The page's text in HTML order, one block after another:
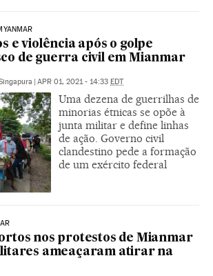
e violência após o golpe
de guerra civil em Mianmar
APR 01, 2021 - 14:33 EDT
Uma dezena de guerrilhas de
minorias étnicas se opõe à
junta militar e define linhas
de ação. Governo civil
clandestino pede a formação
de um exército federal
nos protestos de Mianmar
ameaçaram atirar na